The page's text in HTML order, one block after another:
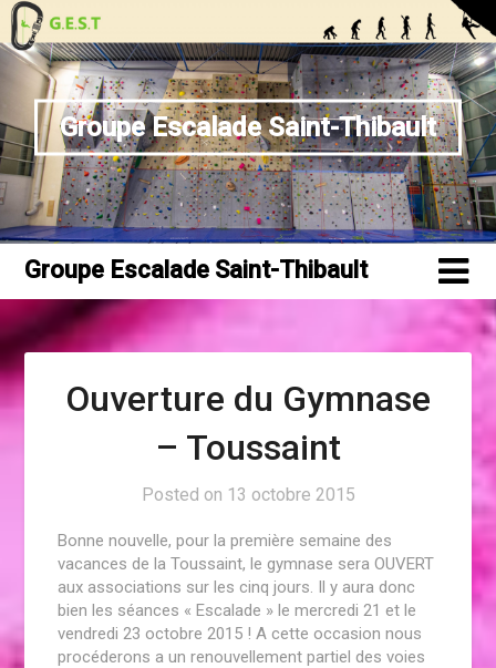
Skip
to
content
Groupe Escalade Saint-Thibault
Groupe Escalade Saint-Thibault
Ouverture du Gymnase
– Toussaint
Posted on 13 octobre 2015
Bonne nouvelle, pour la première semaine des
vacances de la Toussaint, le gymnase sera OUVERT
aux associations sur les cinq jours. Il y aura donc
bien les séances « Escalade » le mercredi 21 et le
vendredi 23 octobre 2015 ! A cette occasion nous
procéderons a un renouvellement partiel des voies